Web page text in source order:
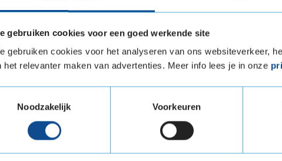
gebruiken cookies voor een goed werkende site
gebruiken cookies voor het analyseren van ons websiteverkeer,
het relevanter maken van advertenties. Meer info lees je in onze
Noodzakelijk
Voorkeuren
en voordelen
van sterke rijvlak- en schouderblokken. Hierdoor is er
de band tijdens zware manoeuvres. Dit verkort de remweg
op droog wegdek.
veel groeven in het midden van het profiel. De groeven
elkaar kruizen en zorgen daardoor voor een betere grip
zich met de tijd, zodat het water continu
Dus weerstand tegen aquaplaning gedurende de hele
4SEASONS GEN-3 met Extra Load (verstevigde
geschikt voor voertuigen die banden met een hoger